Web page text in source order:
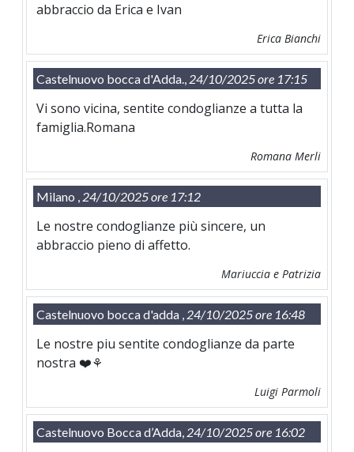
abbraccio da Erica e Ivan
Erica Bianchi
Castelnuovo bocca d'Adda., 24/10/2025 ore 17:15
Vi sono vicina, sentite condoglianze a tutta la
famiglia.Romana
Romana Merli
Milano , 24/10/2025 ore 17:12
Le nostre condoglianze più sincere, un
abbraccio pieno di affetto.
Mariuccia e Patrizia
Castelnuovo bocca d'adda , 24/10/2025 ore 16:48
Le nostre piu sentite condoglianze da parte
nostra ❤️⚘️
Luigi Parmoli
Castelnuovo Bocca d’Adda, 24/10/2025 ore 16:02